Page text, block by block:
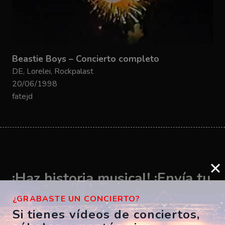
Beastie Boys – Concierto completo
DE, Lorelei, Rockpalast
20/06/1998
fatejd
¡Haz historia musical! ¡Envía tu
vídeo ahora!
¿GRABASTE UN CONCIERTO?
Si tienes vídeos de conciertos,